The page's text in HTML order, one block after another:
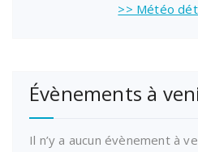
>> Météo
Évènements à
Il n’y a aucun évènement à